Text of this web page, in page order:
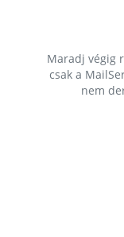
Maradj végig
csak a
nem